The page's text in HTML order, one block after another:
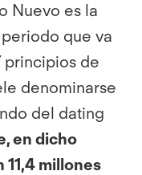
Nuevo es la
que va
de
denominarse
del dating
en dicho
11,4 millones